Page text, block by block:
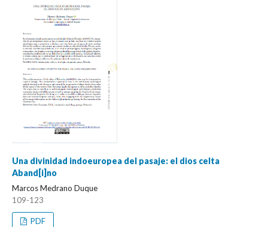
Una divinidad indoeuropea del pasaje: el dios celta
Aband[i]no
Marcos Medrano Duque
109-123
PDF